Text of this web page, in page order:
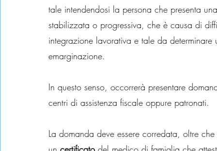
tale intendendosi la persona che presenta
stabilizzata o progressiva, che è causa di
integrazione lavorativa e tale da
emarginazione.
In questo senso, occorrerà presentare
centri di assistenza fiscale oppure patronati.
La domanda deve essere corredata, oltre